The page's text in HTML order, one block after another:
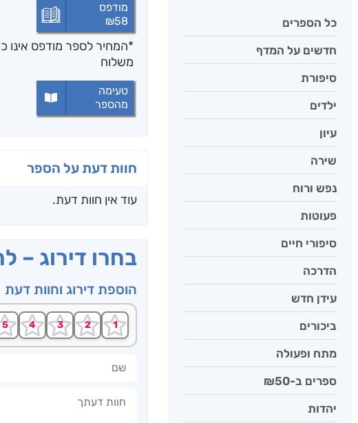
כל הספרים
חדשים על המדף
סיפורת
ילדים
עיון
שירה
נפש ורוח
פעוטות
סיפורי חיים
הדרכה
עידן חדש
ביכורים
מתח ופעולה
ספרים ב-₪50
יהדות
מודפס
₪58
*המחיר לספר מודפס אינו
משלוח
טעימה
מהספר
חוות דעת על הספר
עוד אין חוות דעת.
בחרו דירוג –
הוספת דירוג וחוות דעת